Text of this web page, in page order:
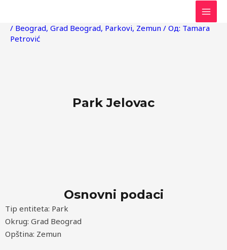
садржај
/ Beograd, Grad Beograd, Parkovi, Zemun / Од: Tamara
Petrović
Park Jelovac
Osnovni podaci
Tip entiteta: Park
Okrug: Grad Beograd
Opština: Zemun